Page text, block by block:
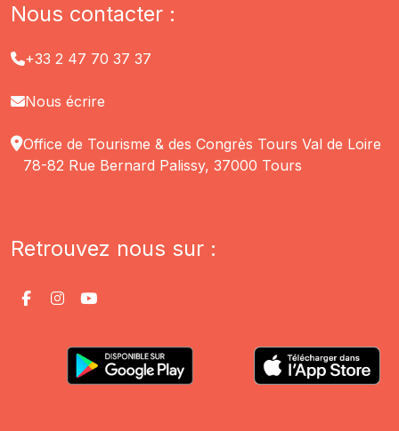
Nous contacter :
+33 2 47 70 37 37
Nous écrire
Office de Tourisme & des Congrès Tours Val de Loire
78-82 Rue Bernard Palissy, 37000 Tours
Retrouvez nous sur :